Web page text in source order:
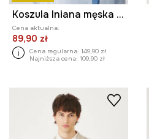
Koszula lniana męska z kołnierzykiem button-down kolor niebieski
Cena aktualna:
89,90 zł
Cena regularna: 149,90 zł
Najniższa cena: 109,90 zł